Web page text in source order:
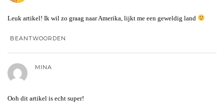
Leuk artikel! Ik wil zo graag naar Amerika, lijkt me een geweldig land
BEANTWOORDEN
MINA
Ooh dit artikel is echt super!